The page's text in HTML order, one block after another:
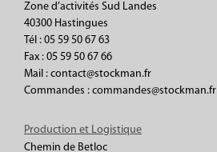
Zone d’activités Sud Landes
40300 Hastingues
Tél : 05 59 50 67 63
Fax : 05 59 50 67 66
Mail : contact@stockman.fr
Commandes : commandes@stockman.fr
Production et Logistique
Chemin de Betloc